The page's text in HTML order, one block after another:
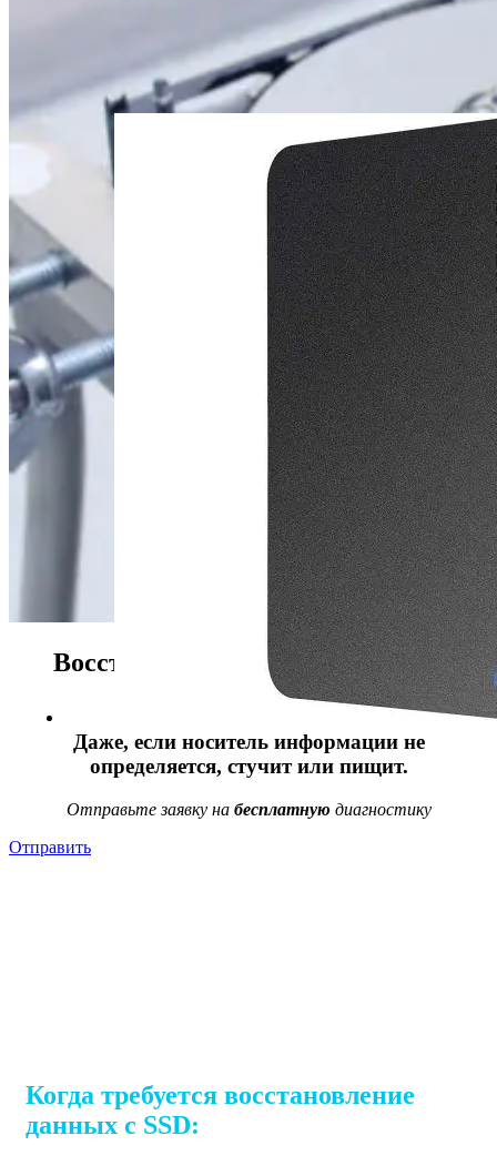
Восстанавливаем данные в 98%
случаев!
Даже, если носитель информации не
определяется, стучит или пищит.
Отправьте заявку на бесплатную диагностику
Отправить
Когда требуется восстановление
данных с SSD: